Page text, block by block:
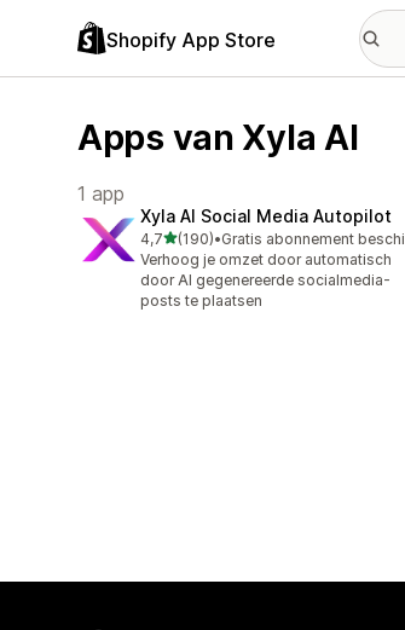
Shopify App Store
Apps van Xyla AI
1 app
Xyla AI Social Media Autopilot
4,7van 5 sterren
(190)
190 recensies in totaal
•
Verhoog je omzet door automatisch
door AI gegenereerde socialmedia-
posts te plaatsen